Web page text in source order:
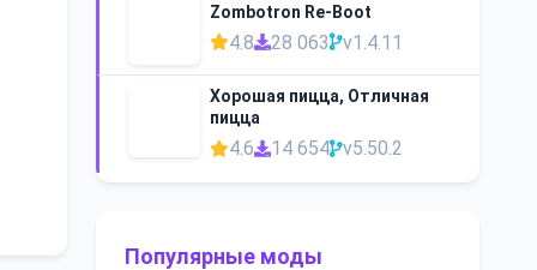
Zombotron Re-Boot
4.8 28 063 v1.4.11
Хорошая пицца, Отличная
пицца
4.6 14 654 v5.50.2
Популярные моды